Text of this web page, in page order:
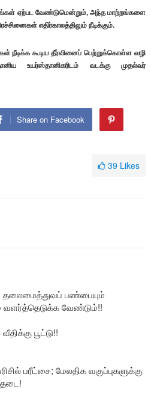
ஏற்பட வேண்டுமென்றும், அந்த மாற்றங்களை
எதிர்காலத்திலும் நீடிக்கும்.
நீடிக்க கூடிய தீர்வினைப் பெற்றுக்கொள்ள வழி
உயர்ஸ்தானிகரிடம் வடக்கு முதல்வர்
Share on Facebook
39 Likes
பண்பையும்
வேண்டும்!!
பூட்டு!!
பரீட்சை; மேலதிக வகுப்புகளுக்கு
தடை!